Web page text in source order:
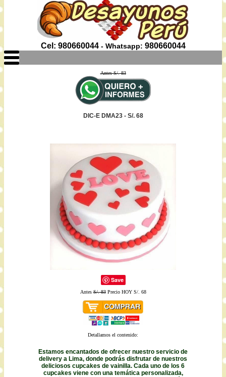
Cel: 980660044- Whatsapp: 980660044
Antes S/. 83
DIC-E DMA23 - S/. 68
Save
AntesS/. 83Precio HOY S/. 68
Detallamos el contenido:
Estamos encantados de ofrecer nuestro servicio de
delivery a Lima, donde podrás disfrutar de nuestros
deliciosos cupcakes de vainilla. Cada uno de los 6
cupcakes viene con una temática personalizada,